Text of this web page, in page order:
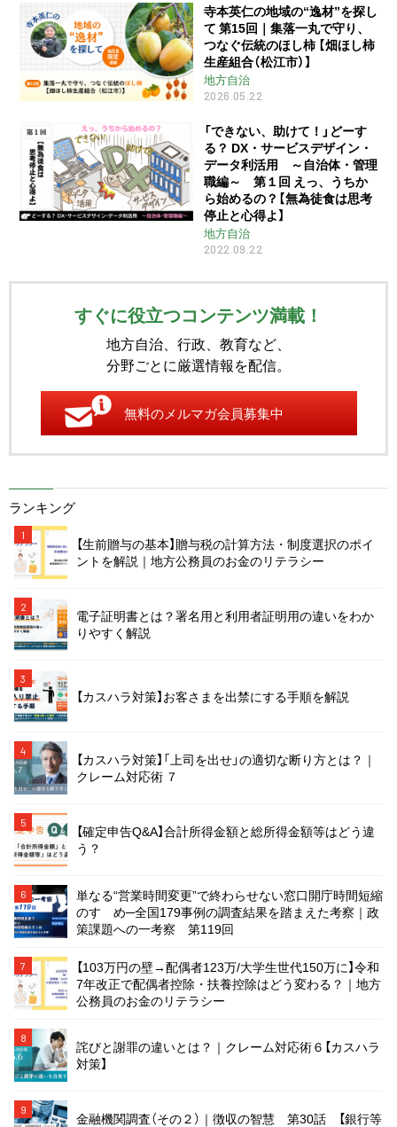
寺本英仁の地域の“逸材”を探し
て 第15回｜集落一丸で守り、
つなぐ伝統のほし柿 【畑ほし柿
生産組合（松江市）】
地方自治
2026.05.22
「できない、助けて！」どーす
る？ DX・サービスデザイン・
データ利活用 ～自治体・管理
職編～ 第１回 えっ、うちか
ら始めるの？【無為徒食は思考
停止と心得よ】
地方自治
2022.09.22
すぐに役立つコンテンツ満載！
地方自治、行政、教育など、
分野ごとに厳選情報を配信。
無料のメルマガ会員募集中
ランキング
1
【生前贈与の基本】贈与税の計算方法・制度選択のポイ
ントを解説｜地方公務員のお金のリテラシー
2
電子証明書とは？署名用と利用者証明用の違いをわか
りやすく解説
3
【カスハラ対策】お客さまを出禁にする手順を解説
4
【カスハラ対策】「上司を出せ」の適切な断り方とは？｜
クレーム対応術 ７
5
【確定申告Q&A】合計所得金額と総所得金額等はどう違
う？
6
単なる“営業時間変更”で終わらせない窓口開庁時間短縮
のすゝめ─全国179事例の調査結果を踏まえた考察｜政
策課題への一考察 第119回
7
【103万円の壁→配偶者123万/大学生世代150万に】令和
7年改正で配偶者控除・扶養控除はどう変わる？｜地方
公務員のお金のリテラシー
8
詫びと謝罪の違いとは？｜クレーム対応術６【カスハラ
対策】
9
金融機関調査（その２）｜徴収の智慧 第30話 【銀行等